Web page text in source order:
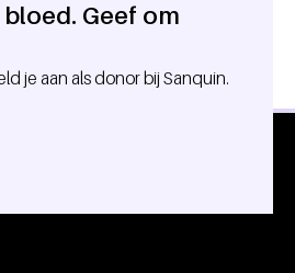
Geef om
je aan als donor bij Sanquin.